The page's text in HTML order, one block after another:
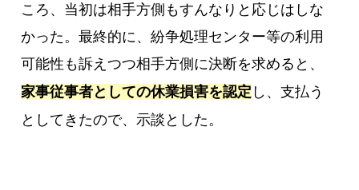
ころ、当初は相手方側もすんなりと応じはしな
かった。最終的に、紛争処理センター等の利用
可能性も訴えつつ相手方側に決断を求めると、
家事従事者としての休業損害を認定 し、支払う
としてきたので、示談とした。